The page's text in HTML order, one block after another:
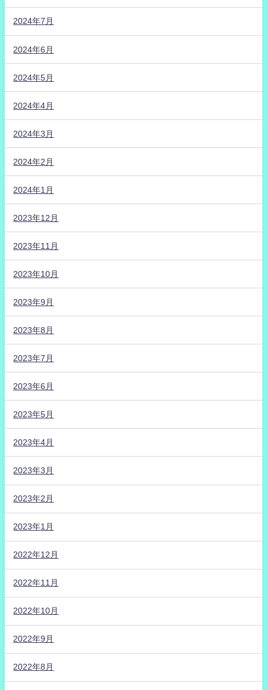
2024年7月
2024年6月
2024年5月
2024年4月
2024年3月
2024年2月
2024年1月
2023年12月
2023年11月
2023年10月
2023年9月
2023年8月
2023年7月
2023年6月
2023年5月
2023年4月
2023年3月
2023年2月
2023年1月
2022年12月
2022年11月
2022年10月
2022年9月
2022年8月